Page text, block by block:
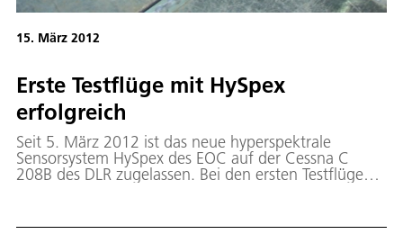
15. März 2012
Erste Testflüge mit HySpex
erfolgreich
Seit 5. März 2012 ist das neue hyperspektrale
Sensorsystem HySpex des EOC auf der Cessna C
208B des DLR zugelassen. Bei den ersten Testflügen
Optikk) in den Betrieb der Sensoren eingewiesen.